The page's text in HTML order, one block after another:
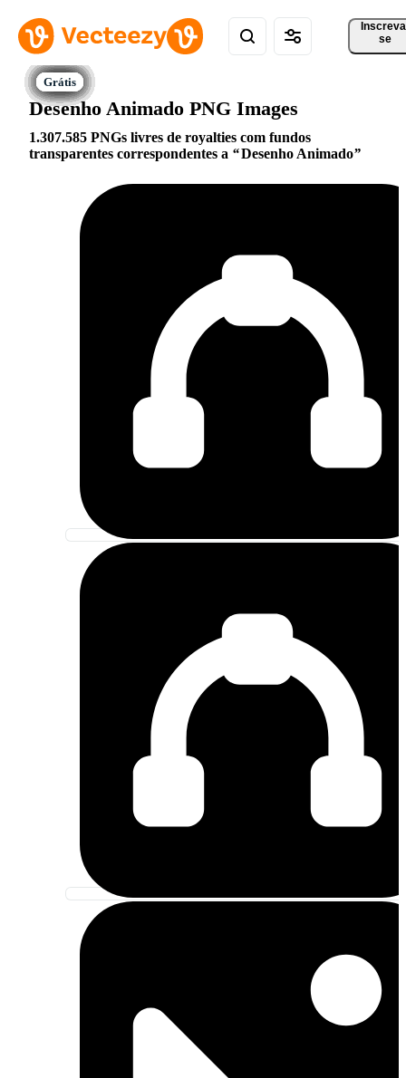
se
Desenho Animado PNG Images
1.307.585 PNGs livres de royalties com fundos
transparentes correspondentes a
Desenho Animado